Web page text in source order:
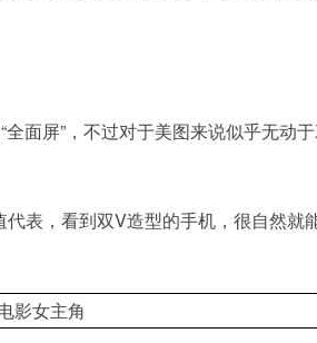
面屏”，不过对于美图来说似乎无动于
表，看到双V造型的手机，很自然就